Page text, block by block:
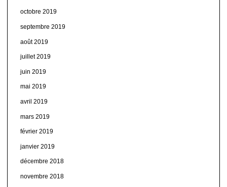
octobre 2019
septembre 2019
août 2019
juillet 2019
juin 2019
mai 2019
avril 2019
mars 2019
février 2019
janvier 2019
décembre 2018
novembre 2018